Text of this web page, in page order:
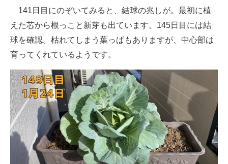
141日目にのぞいてみると、結球の兆しが。最初に植
えた芯から根っこと新芽も出ています。145日目には結
球を確認。枯れてしまう葉っぱもありますが、中心部は
育ってくれているようです。